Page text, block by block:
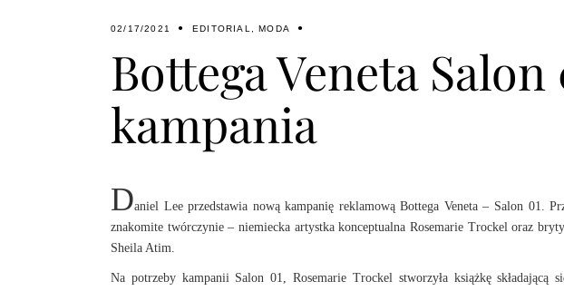
02/17/2021 EDITORIAL ,MODA
Bottega Veneta Salon
kampania
Daniel Lee przedstawia nową kampanię reklamową Bottega Veneta – Salon 01.
znakomite twórczynie – niemiecka artystka konceptualna Rosemarie Trockel oraz
Sheila Atim.
Na potrzeby kampanii Salon 01, Rosemarie Trockel stworzyła książkę